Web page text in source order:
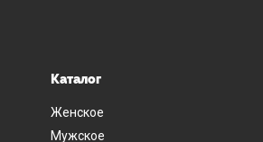
Каталог
Женское
Мужское